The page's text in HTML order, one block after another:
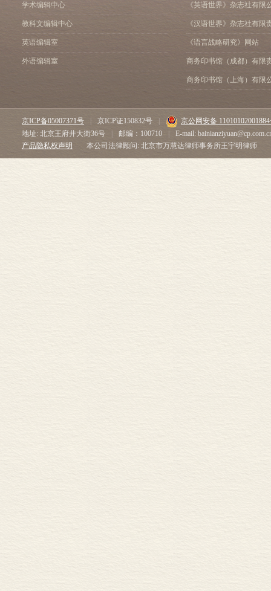
学术编辑中心
教科文编辑中心
英语编辑室
外语编辑室
《英语世界》杂志社有限
《汉语世界》杂志社有限
《语言战略研究》网站
商务印书馆（成都）有限
商务印书馆（上海）有限
京ICP备05007371号 京ICP证150832号
京公网安备
地址: 北京王府井大街36号
邮编：100710
E-mail:
产品隐私权声明
本公司法律顾问: 北京市万慧达律师事务所王宇明律师